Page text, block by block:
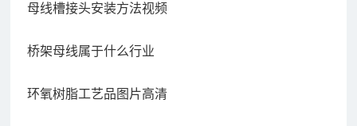
母线槽接头安装方法视频
桥架母线属于什么行业
环氧树脂工艺品图片高清